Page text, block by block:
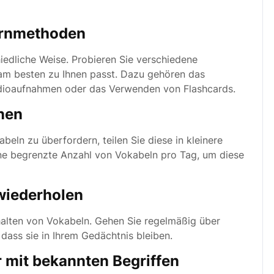
Weise. Probieren Sie verschiedene
besten zu Ihnen passt. Dazu gehören das
oder das Verwenden von Flashcards.
zu überfordern, teilen Sie diese in kleinere
begrenzte Anzahl von Vokabeln pro Tag, um diese
von Vokabeln. Gehen Sie regelmäßig über
sie in Ihrem Gedächtnis bleiben.
bekannten Begriffen